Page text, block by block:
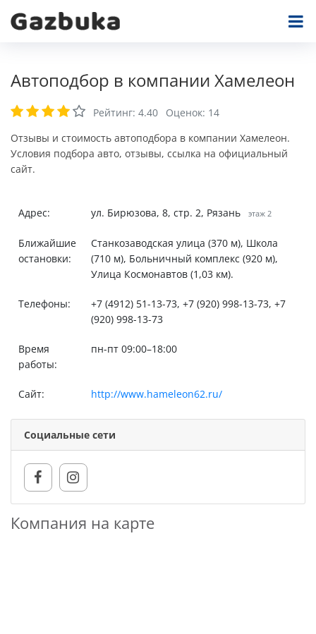
Автоподбор в компании Хамелеон
Рейтинг: 4.40 Оценок: 14
Отзывы и стоимость автоподбора в компании Хамелеон.
Условия подбора авто, отзывы, ссылка на официальный
сайт.
Адрес: ул. Бирюзова, 8, стр. 2, Рязань этаж 2
Ближайшие
остановки:
Станкозаводская улица (370 м), Школа
(710 м), Больничный комплекс (920 м),
Улица Космонавтов (1,03 км).
Телефоны:
+7 (4912) 51-13-73, +7 (920) 998-13-73, +7
(920) 998-13-73
Время
работы:
пн-пт 09:00–18:00
Сайт: http://www.hameleon62.ru/
Социальные сети
Компания на карте